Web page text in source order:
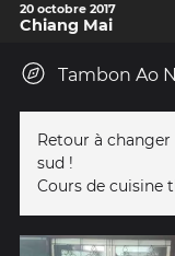
20 octobre 2017
Chiang Mai
Tambon Ao
Retour à
sud !
Cours de cuisine